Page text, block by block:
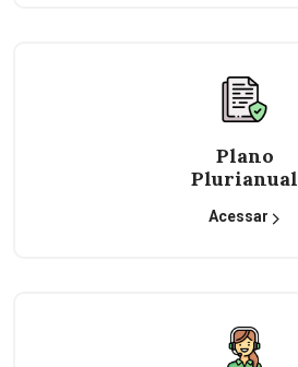
Plano
Plurianual
Acessar